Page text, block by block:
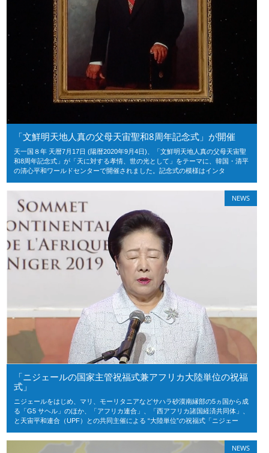
「文鮮明天地人真の父母天宙聖和8周年記念式」が開催
天一国８年 天暦7月17日 (陽暦2020年9月4日)、「文鮮明天地人真の父母天宙聖
和8周年記念式」が「天に対する孝情、世の光として」をテーマに、韓国・清平
の清心平和ワールドセンターで開催されました。記念式の模様はインタ
NEWS
「ニジェールの国家主管祝福式兼アフリカ大陸単位の祝福
式」
ニジェールをはじめ、マリ、モーリタニアなどサハラ砂漠南縁部の5ヵ国から成
る「G5 サヘル」のほか、「アフリカ連合」、「西アフリカ諸国経済共同体」、
と天宙平和連合（UPF）との共同主催による “大陸単位”の祝福式「ニジェー
NEWS